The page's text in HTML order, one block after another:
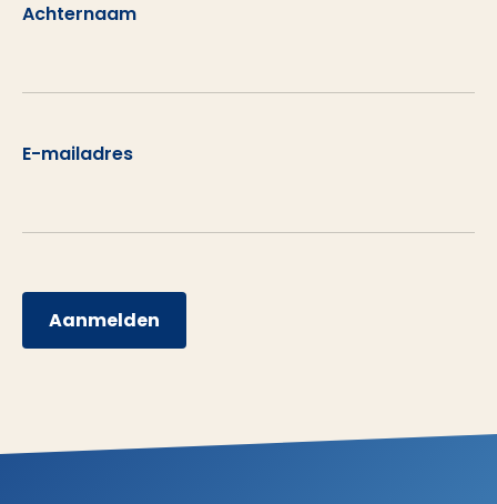
Achternaam
E-mailadres
Aanmelden